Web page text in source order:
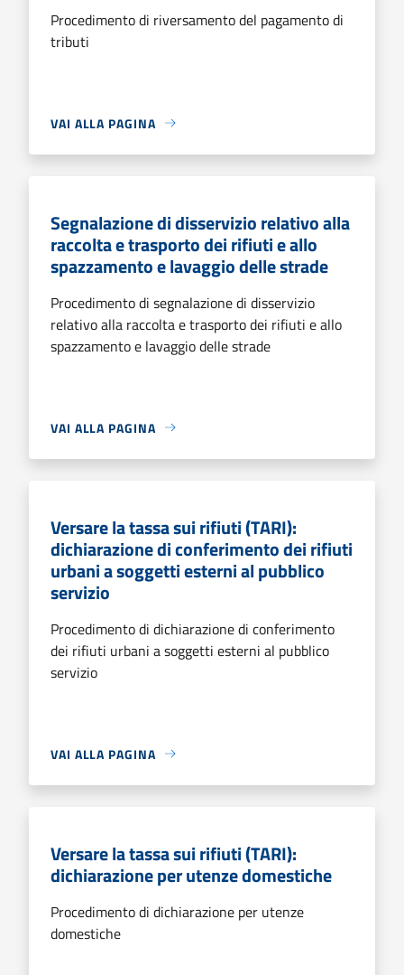
Procedimento di riversamento del pagamento di
tributi
VAI ALLA PAGINA
Segnalazione di disservizio relativo alla
raccolta e trasporto dei rifiuti e allo
spazzamento e lavaggio delle strade
Procedimento di segnalazione di disservizio
relativo alla raccolta e trasporto dei rifiuti e allo
spazzamento e lavaggio delle strade
VAI ALLA PAGINA
Versare la tassa sui rifiuti (TARI):
dichiarazione di conferimento dei rifiuti
urbani a soggetti esterni al pubblico
servizio
Procedimento di dichiarazione di conferimento
dei rifiuti urbani a soggetti esterni al pubblico
servizio
VAI ALLA PAGINA
Versare la tassa sui rifiuti (TARI):
dichiarazione per utenze domestiche
Procedimento di dichiarazione per utenze
domestiche